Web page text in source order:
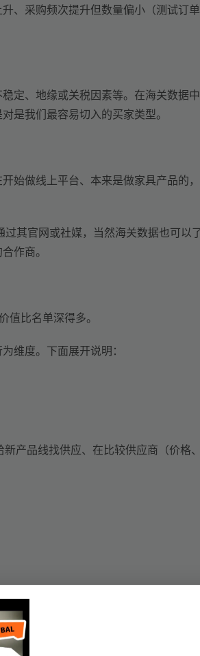
、 采购频次提升但数量偏小（测试订
定、 地缘或关税因素等。在海关数据
对是我们最容易切入的买家类型。
始做线上平台、 本来是做家具产品的
过其官网或社媒，当然海关数据也可以
作商。
值比名单深得多。
维度。 下面展开说明：
新产品线找供应、 在比较供应商（价格